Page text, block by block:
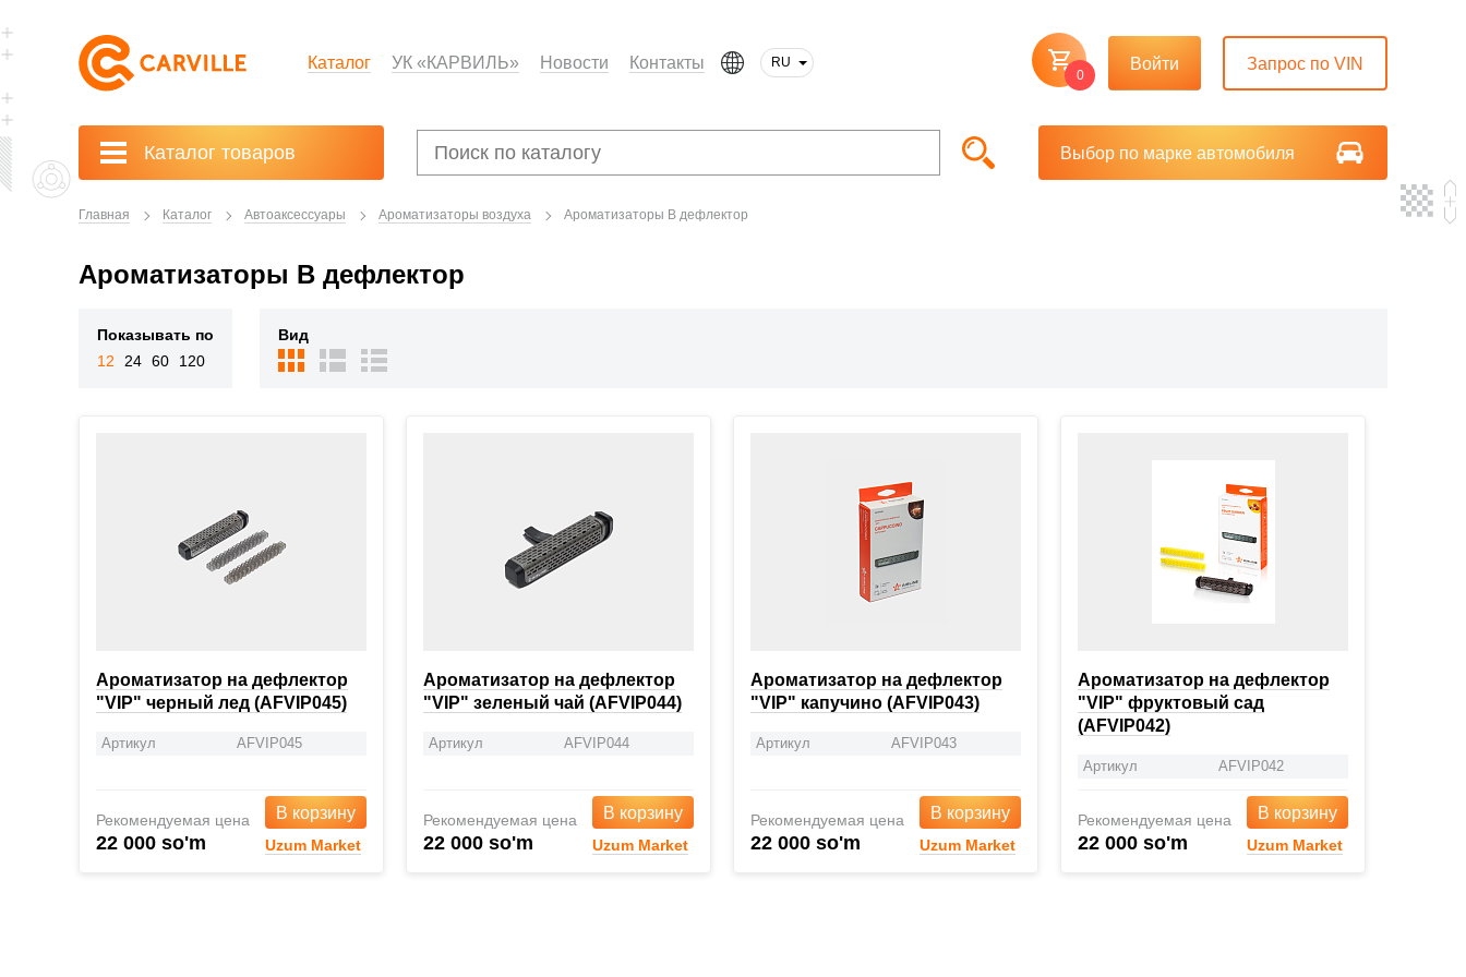
Каталог УК «КАРВИЛЬ» Новости Контакты
RU
0
Войти Запрос по VIN
Каталог товаров Выбор по марке автомобиля
Главная Каталог Автоаксессуары Ароматизаторы воздуха Ароматизаторы В дефлектор
Ароматизаторы В дефлектор
Показывать по
12
24 60 120
Вид
Ароматизатор на дефлектор
"VIP" черный лед (AFVIP045)
Артикул AFVIP045
Рекомендуемая цена
22 000 so'm
В корзину
Uzum Market
Ароматизатор на дефлектор
"VIP" зеленый чай (AFVIP044)
Артикул AFVIP044
Рекомендуемая цена
22 000 so'm
В корзину
Uzum Market
Ароматизатор на дефлектор
"VIP" капучино (AFVIP043)
Артикул AFVIP043
Рекомендуемая цена
22 000 so'm
В корзину
Uzum Market
Ароматизатор на дефлектор
"VIP" фруктовый сад
(AFVIP042)
Артикул AFVIP042
Рекомендуемая цена
22 000 so'm
В корзину
Uzum Market